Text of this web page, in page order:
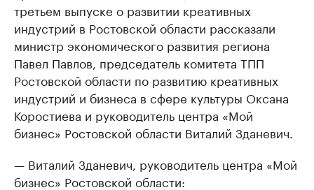
третьем выпуске о развитии креативных
индустрий в Ростовской области рассказали
министр экономического развития региона
Павел Павлов, председатель комитета ТПП
Ростовской области по развитию креативных
индустрий и бизнеса в сфере культуры Оксана
Коростиева и руководитель центра «Мой
бизнес» Ростовской области Виталий Зданевич.
— Виталий Зданевич, руководитель центра «Мой
бизнес» Ростовской области: